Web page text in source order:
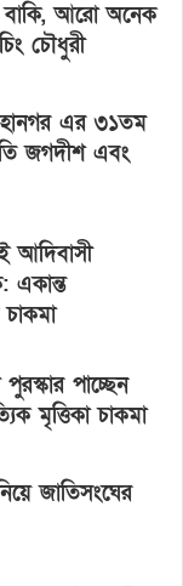
বাকি, আরো অনেক
চৌধুরী
মহানগর এর ৩১তম
জগদীশ এবং
আদিবাসী
একান্ত
চাকমা
পাচ্ছেন
মৃত্তিকা চাকমা
জাতিসংঘের